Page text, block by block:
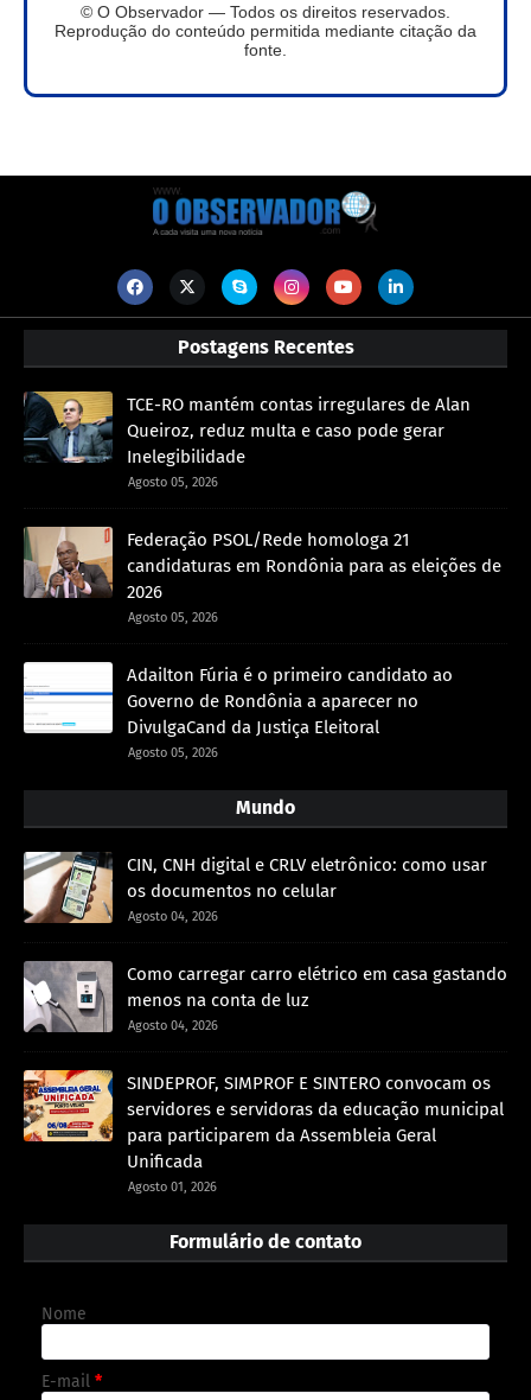
© O Observador — Todos os direitos reservados.
Reprodução do conteúdo permitida mediante citação da
fonte.
Postagens Recentes
TCE-RO mantém contas irregulares de Alan
Queiroz, reduz multa e caso pode gerar
Inelegibilidade
Agosto 05, 2026
Federação PSOL/Rede homologa 21
candidaturas em Rondônia para as eleições de
2026
Agosto 05, 2026
Adailton Fúria é o primeiro candidato ao
Governo de Rondônia a aparecer no
DivulgaCand da Justiça Eleitoral
Agosto 05, 2026
Mundo
CIN, CNH digital e CRLV eletrônico: como usar
os documentos no celular
Agosto 04, 2026
Como carregar carro elétrico em casa gastando
menos na conta de luz
Agosto 04, 2026
SINDEPROF, SIMPROF E SINTERO convocam os
servidores e servidoras da educação municipal
para participarem da Assembleia Geral
Unificada
Agosto 01, 2026
Formulário de contato
Nome
E-mail *